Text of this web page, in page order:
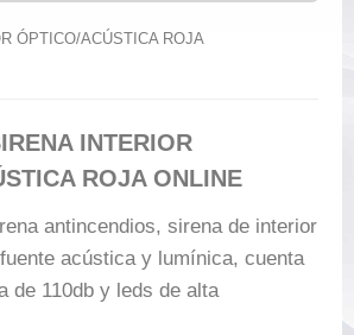
INTERIOR
ROJA ONLINE
antincendios, sirena de interior
acústica y lumínica, cuenta
de 110db y leds de alta